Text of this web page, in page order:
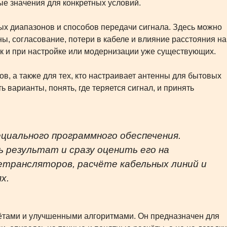
значения для конкретных условий.
диапазонов и способов передачи сигнала. Здесь можно
согласование, потери в кабеле и влияние расстояния на
и при настройке или модернизации уже существующих.
а также для тех, кто настраивает антенны для бытовых
понять, где теряется сигнал, и принять
программного обеспечения.
и сразу оценить его на
расчёте кабельных линий и
и улучшенными алгоритмами. Он предназначен для